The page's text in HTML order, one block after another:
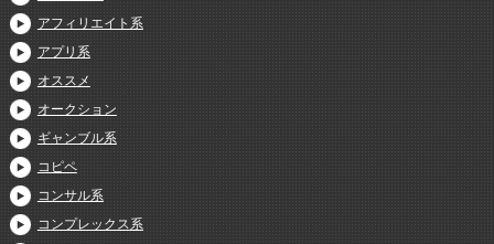
アフィリエイト系
アプリ系
オススメ
オークション
ギャンブル系
コピペ
コンサル系
コンプレックス系